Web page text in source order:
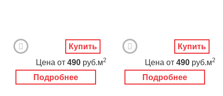
Подробнее
Цена от 490 руб.м2
Купить
Подробнее
Цена от 490 руб.м2
Купить